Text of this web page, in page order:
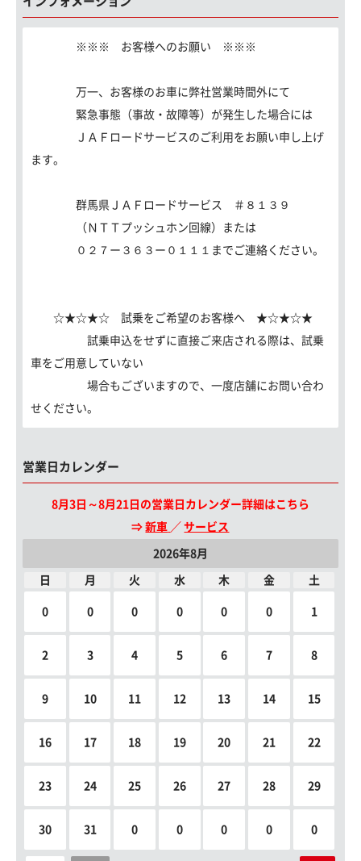
※※※ お客様へのお願い ※※※
万一、お客様のお車に弊社営業時間外にて
緊急事態（事故・故障等）が発生した場合には
ＪＡＦロードサービスのご利用をお願い申し上げ
ます。
群馬県ＪＡＦロードサービス ＃８１３９
（ＮＴＴプッシュホン回線）または
０２７ー３６３ー０１１１までご連絡ください。
☆★☆★☆ 試乗をご希望のお客様へ ★☆★☆★
試乗申込をせずに直接ご来店される際は、試乗
車をご用意していない
場合もございますので、一度店舗にお問い合わ
せください。
営業日カレンダー
8月3日～8月21日の営業日カレンダー詳細はこちら
⇒新車 ／サービス
2026年8月
日 月 火 水 木 金 土
0 0 0 0 0 0 1
2 3 4 5 6 7 8
9 10 11 12 13 14 15
16 17 18 19 20 21 22
23 24 25 26 27 28 29
30 31 0 0 0 0 0